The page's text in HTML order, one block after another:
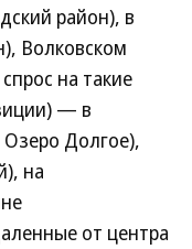
район), в
Волковском
на такие
— в
Долгое),
на
от центра